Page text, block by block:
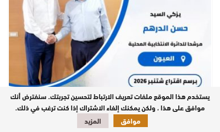
تزكية حسن الدرهم مرشحاً عن الدائرة الانتخابية المحلية
بالعيون..
يستخدم هذا الموقع ملفات تعريف الارتباط لتحسين تجربتك. سنفترض أنك
موافق على هذا ، ولكن يمكنك إلغاء الاشتراك إذا كنت ترغب في ذلك.
موافق
المزيد